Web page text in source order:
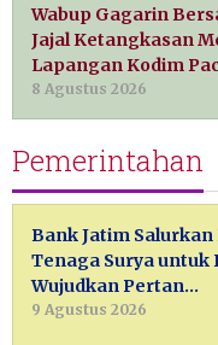
Wabup Gagarin
Jajal Ketangkasan
Lapangan Kodim
8 Agustus 2026
Pemerintahan
Bank Jatim Salurkan
Tenaga Surya untuk
Wujudkan Pertan…
9 Agustus 2026